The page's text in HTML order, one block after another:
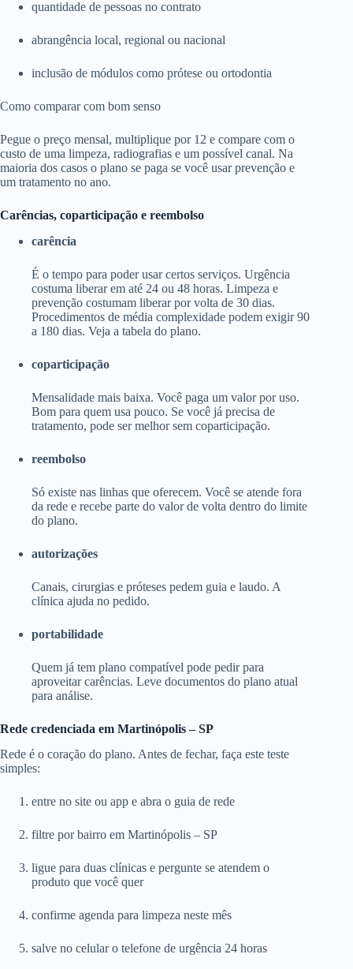
quantidade de pessoas no contrato
abrangência local, regional ou nacional
inclusão de módulos como prótese ou ortodontia
Como comparar com bom senso
Pegue o preço mensal, multiplique por 12 e compare com o
custo de uma limpeza, radiografias e um possível canal. Na
maioria dos casos o plano se paga se você usar prevenção e
um tratamento no ano.
Carências, coparticipação e reembolso
carência
É o tempo para poder usar certos serviços. Urgência
costuma liberar em até 24 ou 48 horas. Limpeza e
prevenção costumam liberar por volta de 30 dias.
Procedimentos de média complexidade podem exigir 90
a 180 dias. Veja a tabela do plano.
coparticipação
Mensalidade mais baixa. Você paga um valor por uso.
Bom para quem usa pouco. Se você já precisa de
tratamento, pode ser melhor sem coparticipação.
reembolso
Só existe nas linhas que oferecem. Você se atende fora
da rede e recebe parte do valor de volta dentro do limite
do plano.
autorizações
Canais, cirurgias e próteses pedem guia e laudo. A
clínica ajuda no pedido.
portabilidade
Quem já tem plano compatível pode pedir para
aproveitar carências. Leve documentos do plano atual
para análise.
Rede credenciada em Martinópolis – SP
Rede é o coração do plano. Antes de fechar, faça este teste
simples:
entre no site ou app e abra o guia de rede
filtre por bairro em Martinópolis – SP
ligue para duas clínicas e pergunte se atendem o
produto que você quer
confirme agenda para limpeza neste mês
salve no celular o telefone de urgência 24 horas